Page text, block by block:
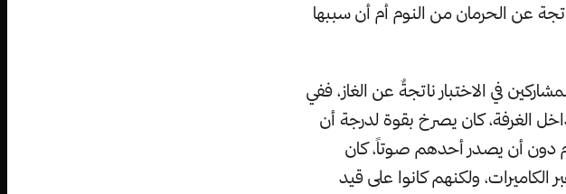
عن الحرمان من النوم أم أن سببها
في الاختبار ناتجةٌ عن الغاز، ففي
الغرفة، كان يصرخ بقوة لدرجة أن
دون أن يصدر أحدهم صوتاً، كان
ولكنهم كانوا على قيد